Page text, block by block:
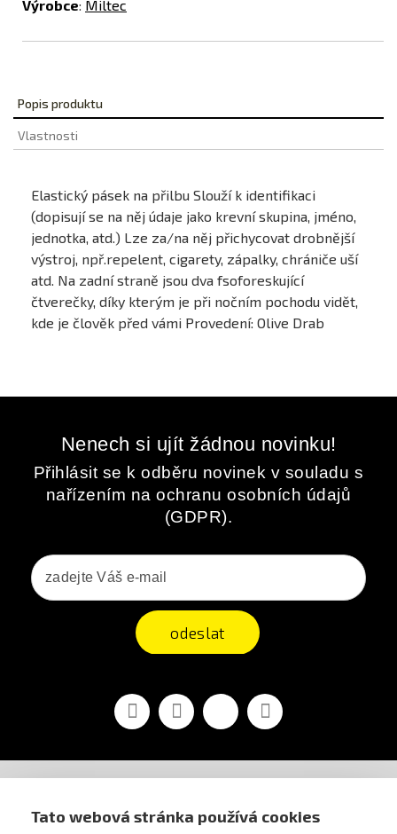
Tato webová stránka používá cookies
Výrobce: Miltec
Popis produktu
Vlastnosti
Elastický pásek na přilbu Slouží k identifikaci
(dopisují se na něj údaje jako krevní skupina, jméno,
jednotka, atd.) Lze za/na něj přichycovat drobnější
výstroj, npř.repelent, cigarety, zápalky, chrániče uší
atd. Na zadní straně jsou dva fsoforeskující
čtverečky, díky kterým je při nočním pochodu vidět,
kde je člověk před vámi Provedení: Olive Drab
Nenech si ujít žádnou novinku!
Přihlásit se k odběru novinek v souladu s
nařízením na ochranu osobních údajů
(GDPR).
odeslat
FacebookYouTubeVimeo Instagram
AIRSOFT OBCHOD PRAHA